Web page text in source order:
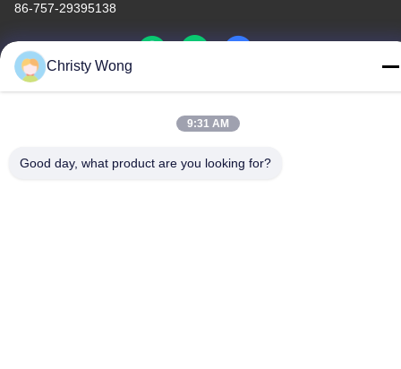
86-757-29395138
China Boa Qualidade Folha de aço inoxidável colorida
Fornecedor. Copyright © -2026 Foshan Mingxinlong Stainless
Steel Co., Ltd. . Todos os direitos reservados.
Christy Wong
9:31 AM
Good day, what product are you looking for?